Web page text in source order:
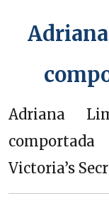
Adriana
Victoria’s